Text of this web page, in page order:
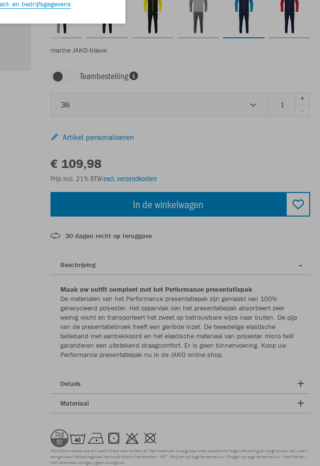
marine JAKO-blauw
Teambestelling
36
+
-
Artikel personaliseren
€ 109,98
Prijs incl. 21% BTWexcl. verzendkosten
In de winkelwagen
30 dagen recht op teruggave
Beschrijving
Maak uw outfit compleet met het Performance presentatiepak
De materialen van het Performance presentatiepak zijn gemaakt van 100%
gerecycleerd polyester. Het oppervlak van het presentatiepak absorbeert zeer
weinig vocht en transporteert het zweet op betrouwbare wijze naar buiten. De pijp
van de presentatiebroek heeft een geribde inzet. De tweedelige elastische
tailleband met aantrekkoord en het elastische materiaal van polyester micro twill
garanderen een uitstekend draagcomfort. Er is geen binnenvoering. Koop uw
Performance presentatiepak nu in de JAKO online shop.
Details
Materiaal
Microfijne vezels voeren vocht direct naar buiten af. Het materiaal droogt zeer snel, beschermt tegen afkoeling en zorgt ervoor dat u een
aangenaam lichaamsgevoel behoudt tijdens het sporten. 40° Strijken op lage temperatuur Drogen op lage temperatuur Niet bleken
Niet chemisch reinigen/geen droogkuis
en bedrijfsgegevens